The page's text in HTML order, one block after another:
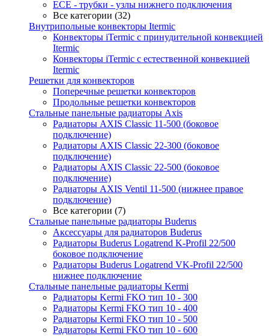
ECE - трубки - узлы нижнего подключения
Все категории (32)
Внутрипольные конвекторы Itermic
Конвекторы iTermic c принудительной конвекцией
Itermic
Конвекторы iTermic с естественной конвекцией
Itermic
Решетки для конвекторов
Поперечные решетки конвекторов
Продольные решетки конвекторов
Стальные панельные радиаторы Axis
Радиаторы AXIS Classic 11-500 (боковое
подключение)
Радиаторы AXIS Classic 22-300 (боковое
подключение)
Радиаторы AXIS Classic 22-500 (боковое
подключение)
Радиаторы AXIS Ventil 11-500 (нижнее правое
подключение)
Все категории (7)
Стальные панельные радиаторы Buderus
Аксессуары для радиаторов Buderus
Радиаторы Buderus Logatrend K-Profil 22/500
боковое подключение
Радиаторы Buderus Logatrend VK-Profil 22/500
нижнее подключение
Стальные панельные радиаторы Kermi
Радиаторы Kermi FKO тип 10 - 300
Радиаторы Kermi FKO тип 10 - 400
Радиаторы Kermi FKO тип 10 - 500
Радиаторы Kermi FKO тип 10 - 600